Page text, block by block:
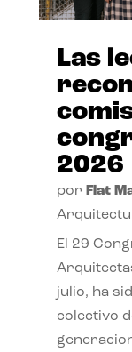
Las
2026
por Flat
El 29
julio, ha
colectivo